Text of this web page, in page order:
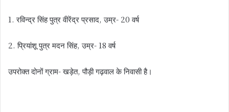
1. रविन्द्र सिंह पुत्र वीरेंद्र प्रसाद, उम्र- 20 वर्ष
2. प्रियांशू पुत्र मदन सिंह, उम्र- 18 वर्ष
उपरोक्त दोनों ग्राम- खड़ेत, पौड़ी गढ़वाल के निवासी है।